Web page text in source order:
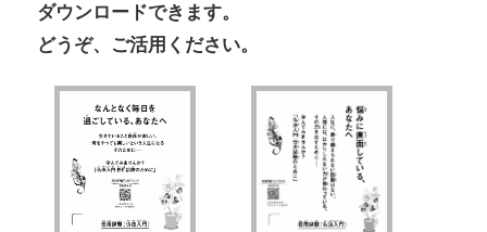
ダウンロードできます。
どうぞ、ご活用ください。